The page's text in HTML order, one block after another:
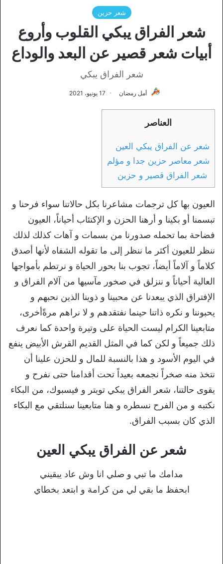
شعر حزين
شعر الفراق يبكي القلوب وأروع
أبيات شعر قصير عن البعد والوداع
شعر الفراق يبكي
أمل رمضان 17 يونيو، 2021
العناصر
شعر عن الفراق يبكي العين
شعر معاصر حزين جدا و مؤلم
شعر الفراق قصير و حزين
العيون بها كل ترجمات مشاعرنا بكل حالاتنا سواء فرحنا و
تبسمنا أو بكينا و أرهنا الحزن و الإكتئاب أحياناً، العيون
فضاحة بما تحمله صدورنا من بسمات و آهات كذلك لذلك
ننظر للعيون أكثر ما ننظر إلى ما تقوله الشفاه لأنها أصدق
كلاماً و آلاماً أيضاً، تجوب بنا بحور الحياة و نرتطم بأمواجها
العالية أحياناً و ننزلق في صخور مآسيها من آلام الفراق و
الإفتراق الذي يبعدنا عن محبينا و ذوينا الذين نحبهم و
يحبوننا و نكره ذاتنا حينما نفتقدهم و لا نراهم مرةًأخرى،
متابعينا الكرام ليست الحياة على وتيرة واحدة كما نعرف
ذلك جميعاً و لكن كما في المثل القديم القرش الأبيض ينفع
في اليوم الأسود و هذا بالنسبة للمال و للحزن علينا أن
نتخذ منه صخراً نجمعه بعيداً تحت أقدامنا حتى نفرح و
يقوى حالتنا، شعر الفراق يبكي تويتر و فيسبوك، من البكاء
نكتبه و من الفرح نسطره و هنا متابعينا سنلتقي مع البكاء
الذي كان بسبب الفراق.
شعر عن الفراق يبكي العين
مدامك ما تبي و صلي انا وش عاد يبقيني
ابحفظ ما بقي لي من كرامة و ابتعد بخطاي